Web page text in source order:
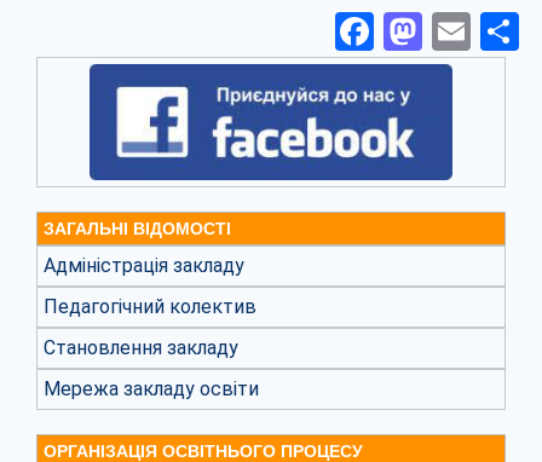
Facebook
ЗАГАЛЬНІ ВІДОМОСТІ
Адміністрація закладу
Педагогічний колектив
Становлення закладу
Мережа закладу освіти
ОРГАНІЗАЦІЯ ОСВІТНЬОГО ПРОЦЕСУ